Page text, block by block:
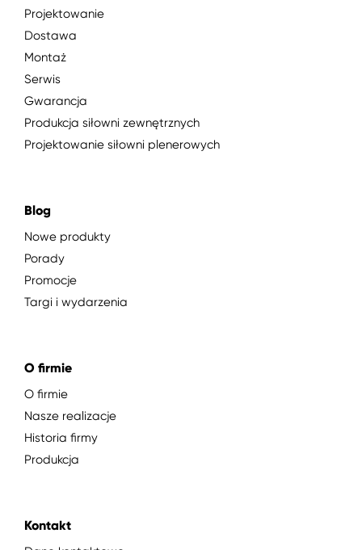
Projektowanie
Dostawa
Montaż
Serwis
Gwarancja
Produkcja siłowni zewnętrznych
Projektowanie siłowni plenerowych
Blog
Nowe produkty
Porady
Promocje
Targi i wydarzenia
O firmie
O firmie
Nasze realizacje
Historia firmy
Produkcja
Kontakt